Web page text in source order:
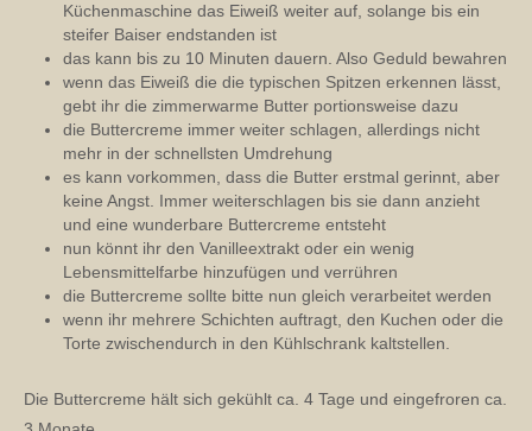
Küchenmaschine das Eiweiß weiter auf, solange bis ein
steifer Baiser endstanden ist
das kann bis zu 10 Minuten dauern. Also Geduld bewahren
wenn das Eiweiß die die typischen Spitzen erkennen lässt,
gebt ihr die zimmerwarme Butter portionsweise dazu
die Buttercreme immer weiter schlagen, allerdings nicht
mehr in der schnellsten Umdrehung
es kann vorkommen, dass die Butter erstmal gerinnt, aber
keine Angst. Immer weiterschlagen bis sie dann anzieht
und eine wunderbare Buttercreme entsteht
nun könnt ihr den Vanilleextrakt oder ein wenig
Lebensmittelfarbe hinzufügen und verrühren
die Buttercreme sollte bitte nun gleich verarbeitet werden
wenn ihr mehrere Schichten auftragt, den Kuchen oder die
Torte zwischendurch in den Kühlschrank kaltstellen.
Die Buttercreme hält sich gekühlt ca. 4 Tage und eingefroren ca.